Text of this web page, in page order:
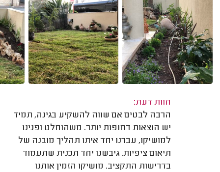
חוות דעת:
הרבה לבטים אם שווה להשקיע בגינה, תמיד
יש הוצאות דחופות יותר. משהוחלט ופנינו
למושיקו, עברנו יחד איתו תהליך מובנה של
תיאום ציפיות. גיבשנו יחד תכנית שתעמוד
בדרישות התקציב. מושיקו הזמין אותנו